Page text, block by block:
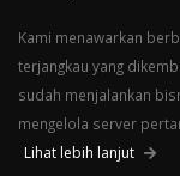
Kami menawarkan
terjangkau yang
sudah menjalankan
mengelola server
Lihat lebih lanjut